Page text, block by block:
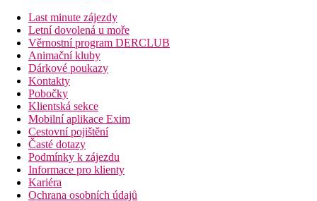
Last minute zájezdy
Letní dovolená u moře
Věrnostní program DERCLUB
Animační kluby
Dárkové poukazy
Kontakty
Pobočky
Klientská sekce
Mobilní aplikace Exim
Cestovní pojištění
Časté dotazy
Podmínky k zájezdu
Informace pro klienty
Kariéra
Ochrana osobních údajů